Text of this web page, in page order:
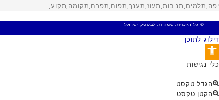
© כל הזכויות שמורות לבסטק ישראל
דילוג לתוכן
פתח סרגל נגישות
כלי נגישות
הגדל טקסט
הקטן טקסט